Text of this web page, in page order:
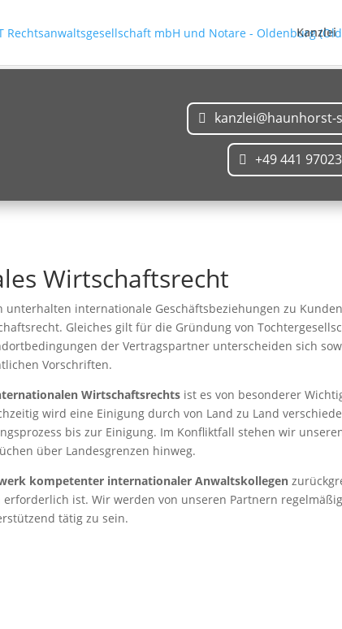
Kanzlei
kanzlei@haunhorst-
+49 441
Wirtschaftsrecht
unterhalten internationale Geschäftsbeziehungen zu
Gleiches gilt für die Gründung von
der Vertragspartner unterscheiden sich
Vorschriften.
Wirtschaftsrechts ist es von besonderer
wird eine Einigung durch von Land zu Land
bis zur Einigung. Im Konfliktfall stehen wir
über Landesgrenzen hinweg.
kompetenter internationaler Anwaltskollegen
ist. Wir werden von unseren Partnern
tätig zu sein.